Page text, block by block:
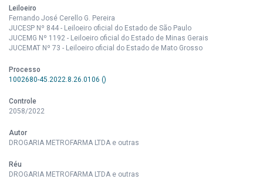
Leiloeiro
Fernando José Cerello G. Pereira
JUCESP Nº 844 - Leiloeiro oficial do Estado de São Paulo
JUCEMG Nº 1192 - Leiloeiro oficial do Estado de Minas Gerais
JUCEMAT Nº 73 - Leiloeiro oficial do Estado de Mato Grosso
Processo
1002680-45.2022.8.26.0106 ()
Controle
2058/2022
Autor
DROGARIA METROFARMA LTDA e outras
Réu
DROGARIA METROFARMA LTDA e outras